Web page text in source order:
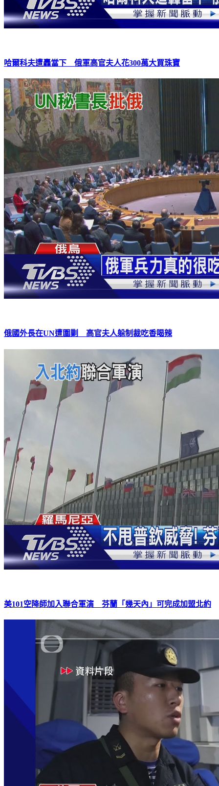
哈爾科夫遭轟當下 俄軍高官夫人花300萬大買珠寶
俄國外長在UN遭圍剿 高官夫人躲制裁吃香喝辣
美101空降師加入聯合軍演 芬蘭「幾天內」可完成加盟北約